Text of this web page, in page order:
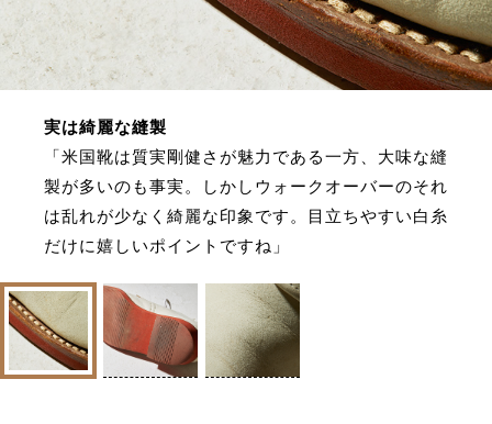
実は綺麗な縫製
「米国靴は質実剛健さが魅力である一方、大味な縫
製が多いのも事実。しかしウォークオーバーのそれ
は乱れが少なく綺麗な印象です。目立ちやすい白糸
だけに嬉しいポイントですね」